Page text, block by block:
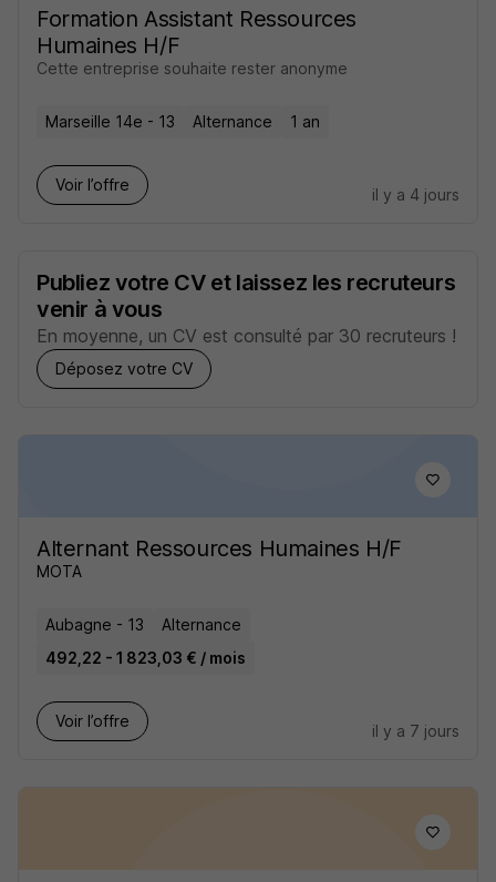
Formation Assistant Ressources
Humaines H/F
Cette entreprise souhaite rester anonyme
Marseille 14e - 13 Alternance 1 an
Voir l’offre
il y a 4 jours
Publiez votre CV et laissez les recruteurs
venir à vous
En moyenne, un CV est consulté par 30 recruteurs !
Déposez votre CV
Alternant Ressources Humaines H/F
MOTA
Aubagne - 13
Alternance
492,22 - 1 823,03 € / mois
Voir l’offre
il y a 7 jours